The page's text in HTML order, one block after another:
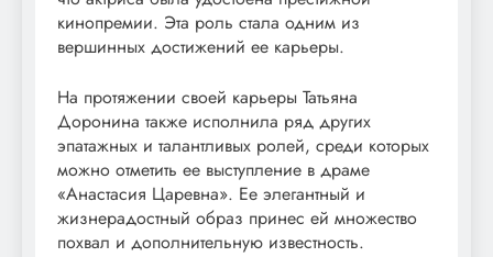
кинопремии. Эта роль стала одним из
вершинных достижений ее карьеры.
На протяжении своей карьеры Татьяна
Доронина также исполнила ряд других
эпатажных и талантливых ролей, среди которых
можно отметить ее выступление в драме
«Анастасия Царевна». Ее элегантный и
жизнерадостный образ принес ей множество
похвал и дополнительную известность.